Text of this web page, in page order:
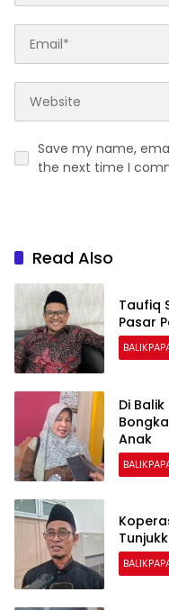
Save my name,
the next time I
Read Also
Taufiq
Pasar
Di
Anak